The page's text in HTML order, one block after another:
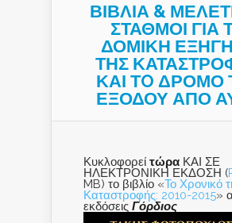
ΒΙΒΛΙΑ &
ΣΤΑΘΜΟΙ ΓΙΑ
ΔΟΜΙΚΗ
ΤΗΣ
ΚΑΙ ΤO ΔΡΟΜΟ
ΕΞΟΔΟΥ ΑΠΟ
Κυκλοφορεί τώρα ΚΑΙ ΣΕ
ΗΛΕΚΤΡΟΝΙΚΗ ΕΚΔΟΣΗ (
MB) το βιβλίο «Το Χρονικό
Καταστροφής: 2010-2015»
εκδόσεις Γόρδιος